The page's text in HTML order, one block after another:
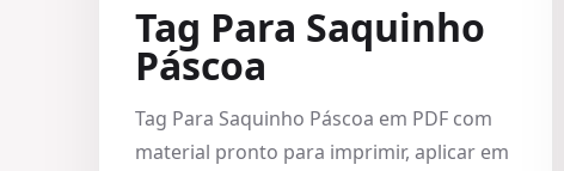
Tag Para Saquinho
Páscoa
Tag Para Saquinho Páscoa em PDF com
material pronto para imprimir, aplicar em